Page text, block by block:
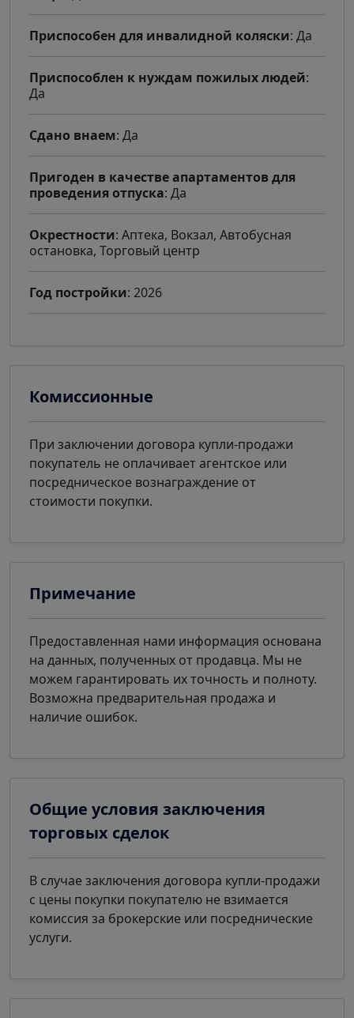
Приспособен для инвалидной коляски: Да
Приспособлен к нуждам пожилых людей:
Да
Сдано внаем: Да
Пригоден в качестве апартаментов для
проведения отпуска: Да
Окрестности: Аптека, Вокзал, Автобусная
остановка, Торговый центр
Год постройки: 2026
Комиссионные
При заключении договора купли-продажи
покупатель не оплачивает агентское или
посредническое вознаграждение от
стоимости покупки.
Примечание
Предоставленная нами информация основана
на данных, полученных от продавца. Мы не
можем гарантировать их точность и полноту.
Возможна предварительная продажа и
наличие ошибок.
Общие условия заключения
торговых сделок
В случае заключения договора купли-продажи
с цены покупки покупателю не взимается
комиссия за брокерские или посреднические
услуги.